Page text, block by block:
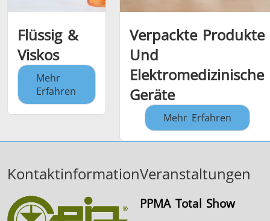
Flüssig &
Viskos
Mehr
Erfahren
Verpackte Produkte
Und
Elektromedizinische
Geräte
Mehr Erfahren
KontaktinformationVeranstaltungen
PPMA Total Show